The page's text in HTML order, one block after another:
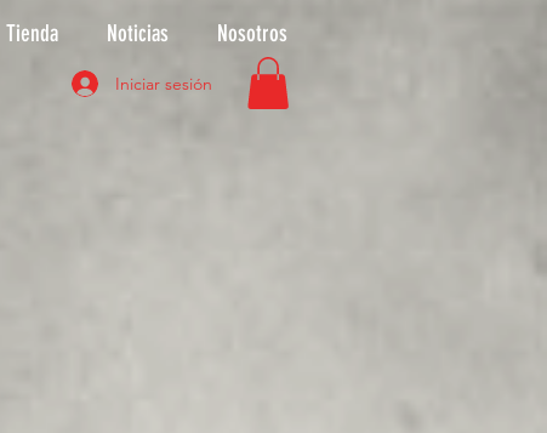
Tienda Noticias Nosotros
Iniciar sesión